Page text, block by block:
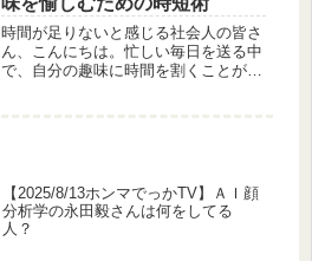
は...
時間が足りないと感じる社会人の皆さ
ん、こんにちは。忙しい毎日を送る中
で、自分の趣味に時間を割くことがで
【2025/8/13ホンマでっかTV】ＡＩ顔
分析学の永田毅さんは何をしてる
人？